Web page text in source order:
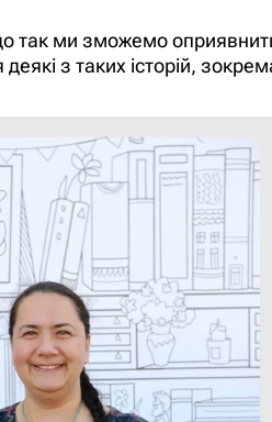
ми зможемо оприявнити
деякі з таких історій,